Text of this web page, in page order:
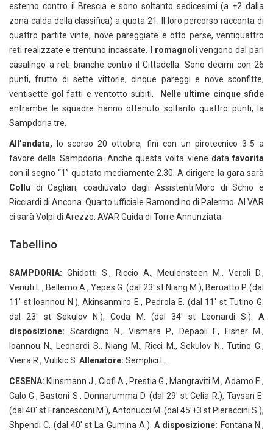
esterno contro il Brescia e sono soltanto sedicesimi (a +2 dalla
zona calda della classifica) a quota 21. Il loro percorso racconta di
quattro partite vinte, nove pareggiate e otto perse, ventiquattro
reti realizzate e trentuno incassate.
I romagnoli vengono dal pari
casalingo a reti bianche contro il Cittadella. Sono decimi con 26
punti, frutto di sette vittorie, cinque pareggi e nove sconfitte,
ventisette gol fatti e ventotto subiti.
Nelle ultime cinque sfide
entrambe le squadre hanno ottenuto soltanto quattro punti, la
Sampdoria tre.
All’andata, lo scorso 20 ottobre, finì con un pirotecnico 3-5 a
favore della Sampdoria. Anche questa volta viene data favorita
con il segno “1” quotato mediamente 2.30. A dirigere la gara sarà
Collu di Cagliari, coadiuvato dagli Assistenti:Moro di Schio e
Ricciardi di Ancona. Quarto ufficiale Ramondino di Palermo. Al VAR
ci sarà Volpi di Arezzo. AVAR Guida di Torre Annunziata.
Tabellino
SAMPDORIA: Ghidotti S., Riccio A., Meulensteen M., Veroli D.,
Venuti L., Bellemo A., Yepes G. (dal 23′ st Niang M.), Beruatto P. (dal
11′ st Ioannou N.), Akinsanmiro E., Pedrola E. (dal 11′ st Tutino G.
dal 23′ st Sekulov N.), Coda M. (dal 34′ st Leonardi S.). A
disposizione: Scardigno N., Vismara P., Depaoli F., Fisher M.,
Ioannou N., Leonardi S., Niang M., Ricci M., Sekulov N., Tutino G.,
Vieira R., Vulikic S. Allenatore: Semplici L..
CESENA: Klinsmann J., Ciofi A., Prestia G., Mangraviti M., Adamo E.,
Calo G., Bastoni S., Donnarumma D. (dal 29′ st Celia R.), Tavsan E.
(dal 40′ st Francesconi M.), Antonucci M. (dal 45’+3 st Pieraccini S.),
Shpendi C. (dal 40′ st La Gumina A.).A disposizione: Fontana N.,